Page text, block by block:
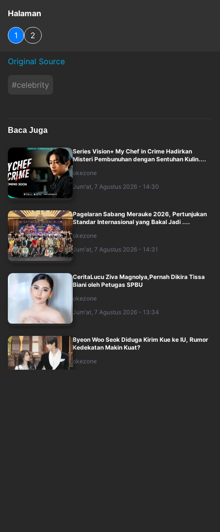
Halaman
1 2
Original Source
#celebrity
Baca Juga
Series Vision+ My Chef in Crime Hadirkan
Misteri Pembunuhan dengan Sentuhan Kulin....
okezone
Jum'at, 7 Agustus 2026 - 14:30
Pagelaran Sabang Merauke 2026, Pertunjukan
Standar Internasional yang Bakal Jadi ....
okezone
Jum'at, 7 Agustus 2026 - 14:31
CeritaLucu Ziva Magnolya,Pernah Dikira Tissa
Biani oleh Petugas SPBU
okezone
Jum'at, 7 Agustus 2026 - 13:34
Byeon Woo Seok Diduga Kirim Kue ke IU, Rumor
Kedekatan Makin Kuat?
okezone